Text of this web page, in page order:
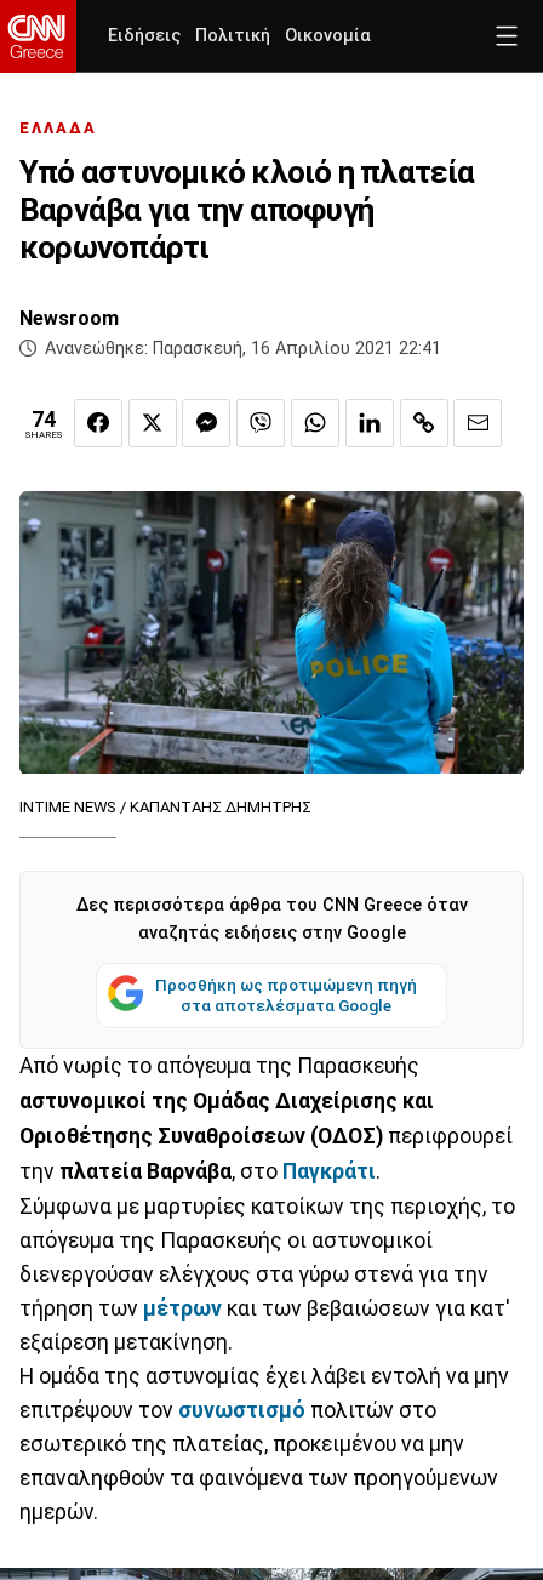
Ειδήσεις Πολιτική Οικονομία
ΕΛΛΑΔΑ
Υπό αστυνομικό κλοιό η πλατεία
Βαρνάβα για την αποφυγή
κορωνοπάρτι
Newsroom
Ανανεώθηκε: Παρασκευή, 16 Απριλίου 2021 22:41
74
SHARES
INTIME NEWS / ΚΑΠΑΝΤΑΗΣ ΔΗΜΗΤΡΗΣ
Δες περισσότερα άρθρα του CNN Greece όταν
αναζητάς ειδήσεις στην Google
Προσθήκη ως προτιμώμενη πηγή
στα αποτελέσματα Google
Από νωρίς το απόγευμα της Παρασκευής
αστυνομικοί της Ομάδας Διαχείρισης και
Οριοθέτησης Συναθροίσεων (ΟΔΟΣ) περιφρουρεί
την πλατεία Βαρνάβα, στο Παγκράτι.
Σύμφωνα με μαρτυρίες κατοίκων της περιοχής, το
απόγευμα της Παρασκευής οι αστυνομικοί
διενεργούσαν ελέγχους στα γύρω στενά για την
τήρηση των μέτρων και των βεβαιώσεων για κατ'
εξαίρεση μετακίνηση.
Η ομάδα της αστυνομίας έχει λάβει εντολή να μην
επιτρέψουν τον συνωστισμό πολιτών στο
εσωτερικό της πλατείας, προκειμένου να μην
επαναληφθούν τα φαινόμενα των προηγούμενων
ημερών.